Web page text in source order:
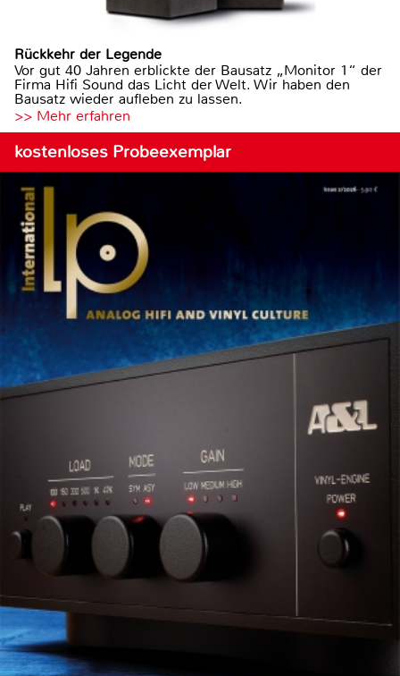
Rückkehr der Legende
Vor gut 40 Jahren erblickte der Bausatz „Monitor 1“ der
Firma Hifi Sound das Licht der Welt. Wir haben den
Bausatz wieder aufleben zu lassen.
>> Mehr erfahren
kostenloses Probeexemplar